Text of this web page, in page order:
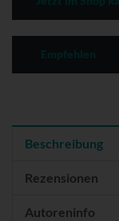
Beschreibung
Rezensionen
Autoreninfo